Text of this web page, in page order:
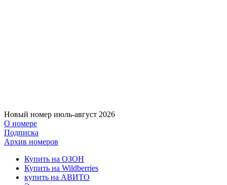
Новый номер июль-август 2026
О номере
Подписка
Архив номеров
Купить на ОЗОН
Купить на Wildberries
купить на АВИТО